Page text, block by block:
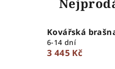
Kovářská
6-14 dní
3 445 Kč